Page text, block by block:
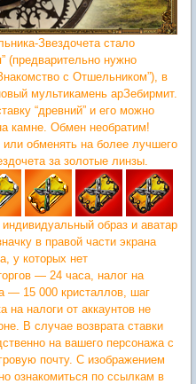
Звездочета стало
(предварительно нужно
с Отшельником”), в
мультикамень арЗебирмит.
“древний” и его можно
камне. Обмен необратим!
обменять на более лучшего
за золотые линзы.
образ и аватар
в правой части экрана
у которых нет
— 24 часа, налог на
— 15 000 кристаллов, шаг
на налоги от аккаунтов не
В случае возврата ставки
на вашего персонажа с
почту. С изображением
ознакомиться по ссылкам в